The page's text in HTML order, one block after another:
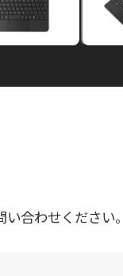
合わせください。